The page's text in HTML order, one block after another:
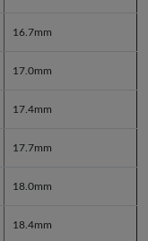
16.7mm
17.0mm
17.4mm
17.7mm
18.0mm
18.4mm